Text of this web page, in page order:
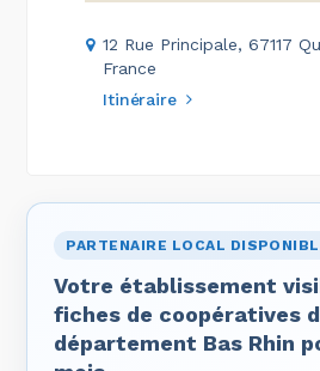
12 Rue Principale, 67117
France
Itinéraire
PARTENAIRE LOCAL
Votre établissement
fiches de coopératives
département Bas Rhin